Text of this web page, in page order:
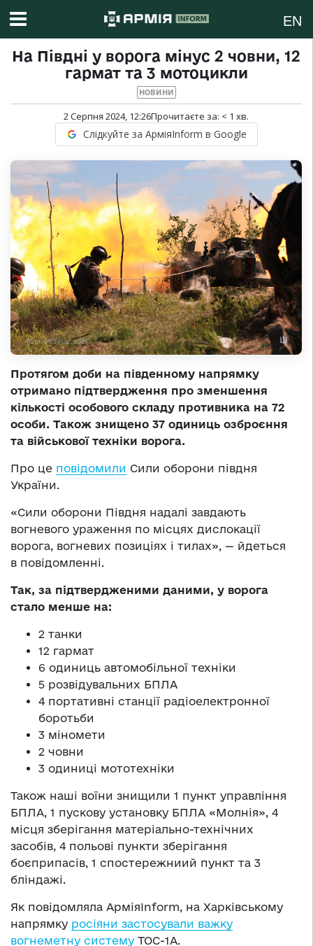
EN
На Півдні у ворога мінус 2 човни, 12
гармат та 3 мотоцикли
НОВИНИ
2 Серпня 2024, 12:26Прочитаєте за: < 1 хв.
Слідкуйте за АрміяInform в Google
Протягом доби на південному напрямку
отримано підтвердження про зменшення
кількості особового складу противника на 72
особи. Також знищено 37 одиниць озброєння
та військової техніки ворога.
Про це повідомили Сили оборони півдня
України.
«Сили оборони Півдня надалі завдають
вогневого ураження по місцях дислокації
ворога, вогневих позиціях і тилах», — йдеться
в повідомленні.
Так, за підтвердженими даними, у ворога
стало менше на:
2 танки
12 гармат
6 одиниць автомобільної техніки
5 розвідувальних БПЛА
4 портативні станції радіоелектронної
боротьби
3 міномети
2 човни
3 одиниці мототехніки
Також наші воїни знищили 1 пункт управління
БПЛА, 1 пускову установку БПЛА «Молнія», 4
місця зберігання матеріально-технічних
засобів, 4 польові пункти зберігання
боєприпасів, 1 спостережниий пункт та 3
бліндажі.
Як повідомляла АрміяInform, на Харківському
напрямку росіяни застосували важку
вогнеметну систему ТОС-1А.